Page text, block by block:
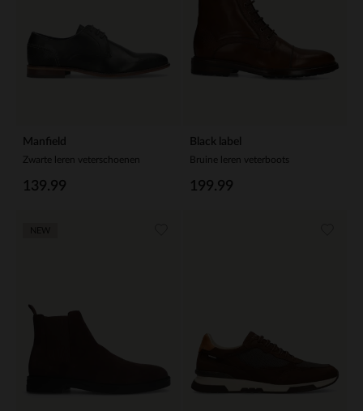
Manfield
Zwarte leren veterschoenen
139.99
Black label
Bruine leren veterboots
199.99